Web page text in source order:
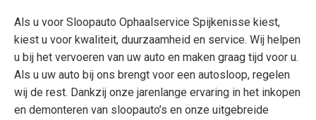
Als u voor Sloopauto Ophaalservice Spijkenisse kiest,
kiest u voor kwaliteit, duurzaamheid en service. Wij helpen
u bij het vervoeren van uw auto en maken graag tijd voor u.
Als u uw auto bij ons brengt voor een autosloop, regelen
wij de rest. Dankzij onze jarenlange ervaring in het inkopen
en demonteren van sloopauto’s en onze uitgebreide